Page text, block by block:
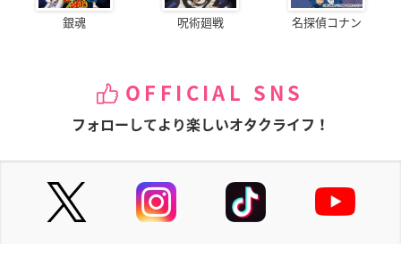
銀魂 呪術廻戦 名探偵コナン
OFFICIAL SNS
フォローしてより楽しいオタクライフ！